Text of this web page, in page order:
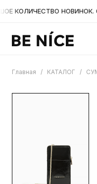
НОВИНОК.
Главная / КАТАЛОГ /